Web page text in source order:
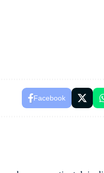
Facebook